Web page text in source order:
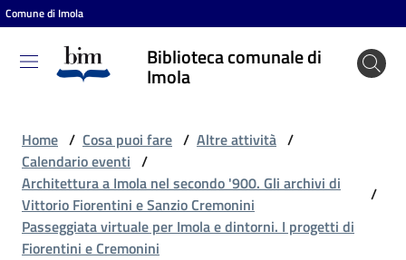
Vai al contenuto
Vai alla navigazione
Vai al footer
Comune di Imola
Biblioteca comunale di
Imola
Biblioteca
comunale
Entra
Home / Cosa puoi fare / Altre attività /
Calendario eventi /
Architettura a Imola nel secondo '900. Gli archivi di
Vittorio Fiorentini e Sanzio Cremonini
/
Passeggiata virtuale per Imola e dintorni. I progetti di
Fiorentini e Cremonini